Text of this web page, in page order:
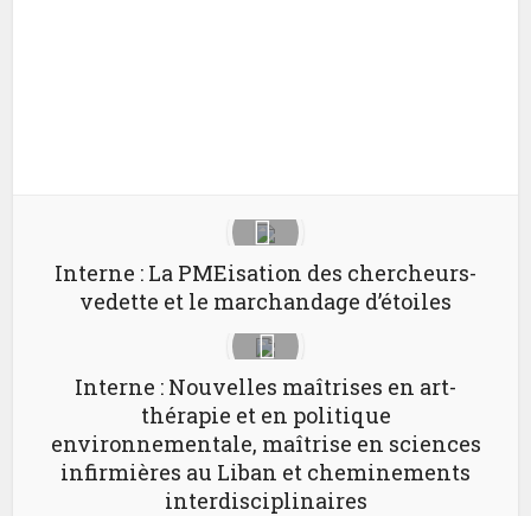
Interne : La PMEisation des chercheurs-
vedette et le marchandage d’étoiles
Interne : Nouvelles maîtrises en art-
thérapie et en politique
environnementale, maîtrise en sciences
infirmières au Liban et cheminements
interdisciplinaires